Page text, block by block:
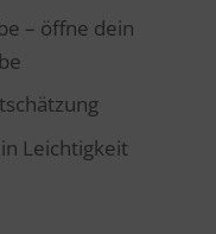
– öffne dein
Leichtigkeit